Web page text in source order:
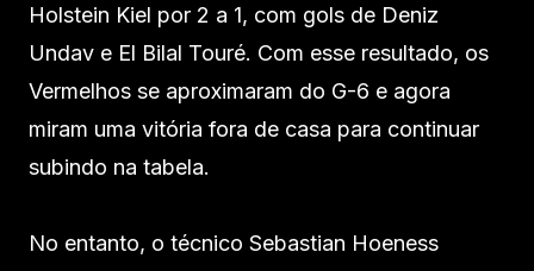
Holstein Kiel por 2 a 1, com gols de Deniz
Undav e El Bilal Touré. Com esse resultado, os
Vermelhos se aproximaram do G-6 e agora
miram uma vitória fora de casa para continuar
subindo na tabela.
No entanto, o técnico Sebastian Hoeness